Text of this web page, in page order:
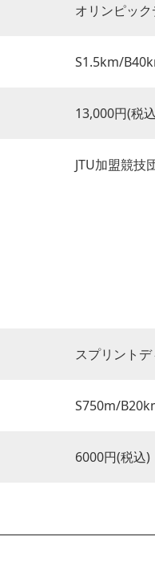
オリンピッ
S1.5km/
13,000円(税
JTU加盟競技
スプリント
S750m/
6000円(税込